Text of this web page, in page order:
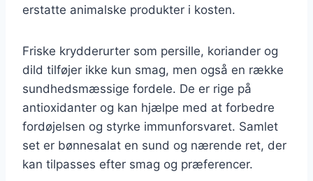
erstatte animalske produkter i kosten.
Friske krydderurter som persille, koriander og
dild tilføjer ikke kun smag, men også en række
sundhedsmæssige fordele. De er rige på
antioxidanter og kan hjælpe med at forbedre
fordøjelsen og styrke immunforsvaret. Samlet
set er bønnesalat en sund og nærende ret, der
kan tilpasses efter smag og præferencer.